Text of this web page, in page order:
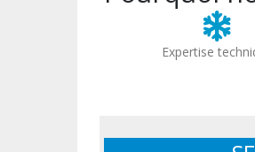
Expertise